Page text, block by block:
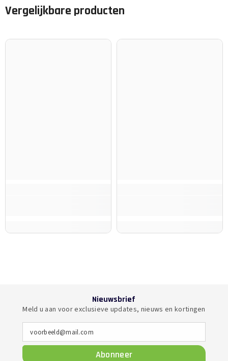
Vergelijkbare producten
Nieuwsbrief
Meld u aan voor exclusieve updates, nieuws en kortingen
voorbeeld@mail.com
Abonneer